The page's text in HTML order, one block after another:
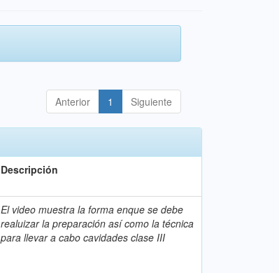
Anterior 1 Siguiente
Descripción
El video muestra la forma enque se debe
realuizar la preparación así como la técnica
para llevar a cabo cavidades clase III